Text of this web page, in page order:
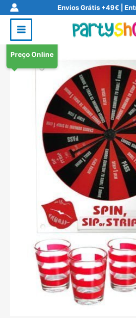
Skip
content
Envios Grátis +49€ |
Preço Online